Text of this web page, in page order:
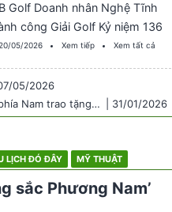
Golf Doanh nhân Nghệ Tĩnh
công Giải Golf Kỷ niệm 136
Chủ tịch Hồ Chí Minh
nhân, khách mời cùng đại diện
golf khu… Continue reading
nhân xứ Nghệ: Mừng sinh
05/2026 Xem tiếp Xem tất cả
07/05/2026
Quỹ vì người nghèo tỉnh Nghệ An
| 31/01/2026
LỊCH ĐÓ ĐÂY MỸ THUẬT
sắc Phương Nam’